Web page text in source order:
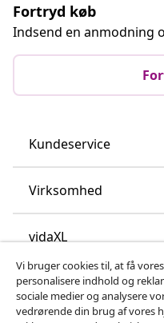
Fortryd køb
Indsend en anmodning
Kundeservice
Virksomhed
vidaXL
Opdag mere
Vi bruger cookies til, at få
personalisere indhold og
sociale medier og analysere
vedrørende din brug af vores